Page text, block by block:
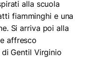
alla scuola
fiamminghi e una
Si arriva poi alla
affresco
Gentil Virginio